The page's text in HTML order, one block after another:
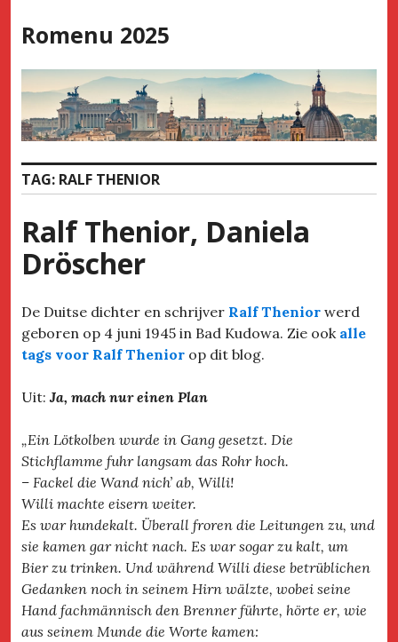
to
Romenu 2025
TAG: RALF THENIOR
Ralf Thenior, Daniela
Dröscher
De Duitse dichter en schrijver Ralf Thenior werd
geboren op 4 juni 1945 in Bad Kudowa. Zie ook alle
tags voor Ralf Thenior op dit blog.
Uit:Ja, mach nur einen Plan
„Ein Lötkolben wurde in Gang gesetzt. Die
Stichflamme fuhr langsam das Rohr hoch.
– Fackel die Wand nich’ ab, Willi!
Willi machte eisern weiter.
Es war hundekalt. Überall froren die Leitungen zu, und
sie kamen gar nicht nach. Es war sogar zu kalt, um
Bier zu trinken. Und während Willi diese betrüblichen
Gedanken noch in seinem Hirn wälzte, wobei seine
Hand fachmännisch den Brenner führte, hörte er, wie
aus seinem Munde die Worte kamen: